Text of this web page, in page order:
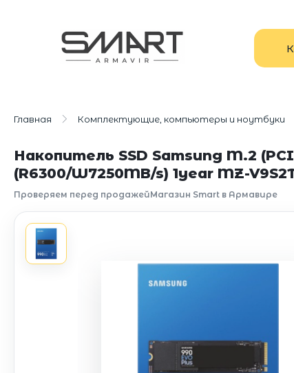
Главная Комплектующие, компьютеры и ноутбуки
Накопитель SSD Samsung M.2
(R6300/W7250MB/s) 1year MZ-
Проверяем перед продажейМагазин Smart в Армавире